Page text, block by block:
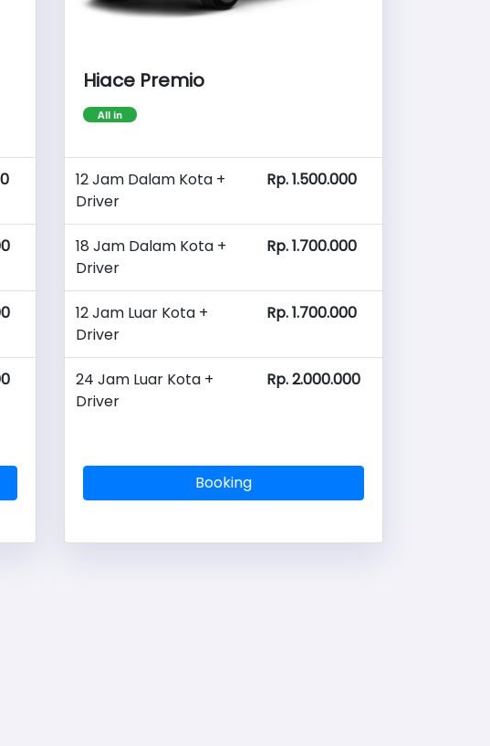
Hiace Premio
All in
12 Jam Dalam Kota +
Driver
Rp. 1.500.000
18 Jam Dalam Kota +
Driver
Rp. 1.700.000
12 Jam Luar Kota +
Driver
Rp. 1.700.000
24 Jam Luar Kota +
Driver
Rp. 2.000.000
Booking